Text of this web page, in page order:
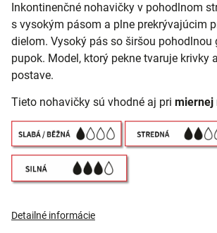
Inkontinenčné nohavičky v pohodlnom
s vysokým pásom a plne prekrývajúcim
dielom. Vysoký pás so širšou pohodlnou
pupok. Model, ktorý pekne tvaruje krivky
postave.
Tieto nohavičky sú vhodné aj pri miernej
Detailné informácie